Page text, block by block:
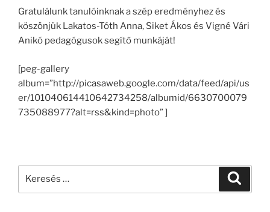
Gratulálunk tanulóinknak a szép eredményhez és
köszönjük Lakatos-Tóth Anna, Siket Ákos és Vigné Vári
Anikó pedagógusok segítő munkáját!
[peg-gallery
album=”http://picasaweb.google.com/data/feed/api/us
er/101040614410642734258/albumid/6630700079
735088977?alt=rss&kind=photo” ]